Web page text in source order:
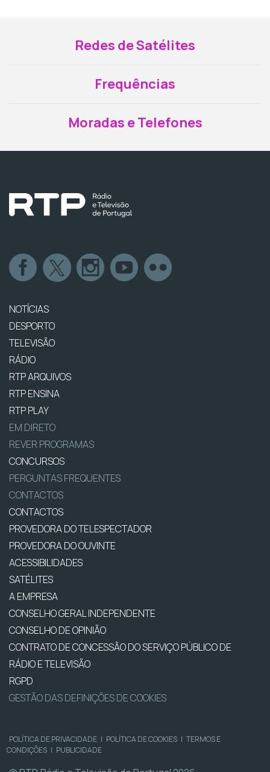
Redes de Satélites
Frequências
Moradas e Telefones
NOTÍCIAS
DESPORTO
TELEVISÃO
RÁDIO
RTP ARQUIVOS
RTP ENSINA
RTP PLAY
EM DIRETO
REVER PROGRAMAS
CONCURSOS
PERGUNTAS FREQUENTES
CONTACTOS
CONTACTOS
PROVEDORA DO TELESPECTADOR
PROVEDORA DO OUVINTE
ACESSIBILIDADES
SATÉLITES
A EMPRESA
CONSELHO GERAL INDEPENDENTE
CONSELHO DE OPINIÃO
CONTRATO DE CONCESSÃO DO SERVIÇO PÚBLICO DE
RÁDIO E TELEVISÃO
RGPD
GESTÃO DAS DEFINIÇÕES DE COOKIES
POLÍTICA DE PRIVACIDADE | POLÍTICA DE COOKIES | TERMOS E
CONDIÇÕES | PUBLICIDADE